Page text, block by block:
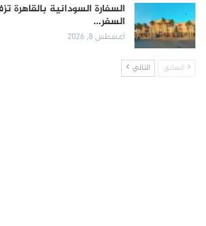
السفارة السودانية بالقاهرة
السفر…
أغسطس 8, 2026
السابق التالي